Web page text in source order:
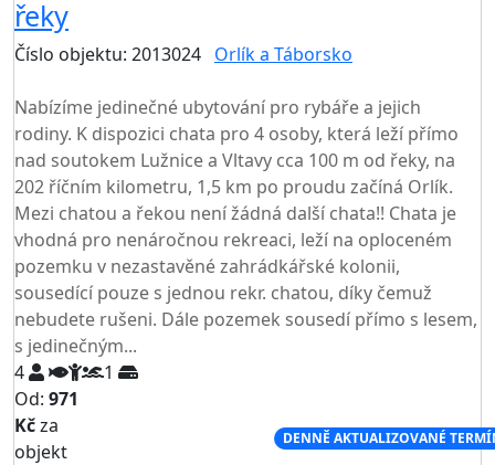
řeky
Číslo objektu: 2013024 Orlík a Táborsko
Nabízíme jedinečné ubytování pro rybáře a jejich
rodiny. K dispozici chata pro 4 osoby, která leží přímo
nad soutokem Lužnice a Vltavy cca 100 m od řeky, na
202 říčním kilometru, 1,5 km po proudu začíná Orlík.
Mezi chatou a řekou není žádná další chata!! Chata je
vhodná pro nenáročnou rekreaci, leží na oploceném
pozemku v nezastavěné zahrádkářské kolonii,
sousedící pouze s jednou rekr. chatou, díky čemuž
nebudete rušeni. Dále pozemek sousedí přímo s lesem,
s jedinečným...
4
1
Od: 971
Kčza
objekt
DENNĚ AKTUALIZOVANÉ